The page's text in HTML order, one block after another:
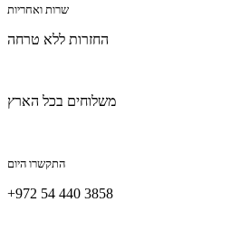
שרות ואחריות
החזרות ללא טרחה
משלוחים בכל הארץ
התקשרו היום
+972 54 440 3858